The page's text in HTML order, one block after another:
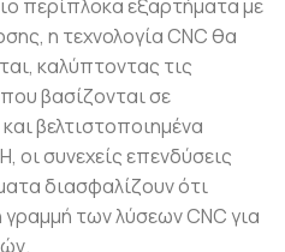
περίπλοκα εξαρτήματα με
η τεχνολογία CNC θα
καλύπτοντας τις
βασίζονται σε
βελτιστοποιημένα
οι συνεχείς επενδύσεις
διασφαλίζουν ότι
των λύσεων CNC για